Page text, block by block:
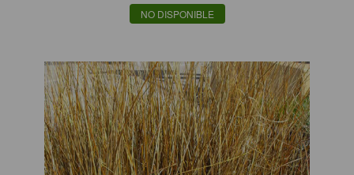
NO DISPONIBLE